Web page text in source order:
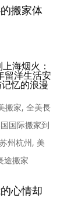
搬家体
海烟火：
留洋生活安
忆的浪漫
搬家, 全美長
国际搬家到
州杭州, 美
途搬家
心情却